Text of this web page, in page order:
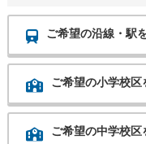
ご希望の沿線・駅
ご希望の小学校
ご希望の中学校